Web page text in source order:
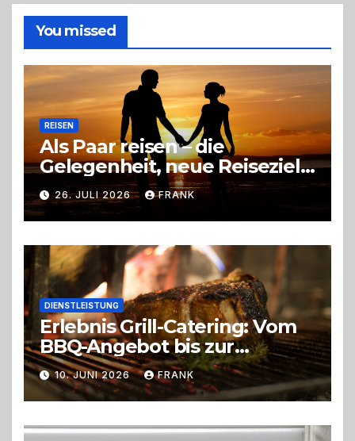
du
richtige
Entscheidung
You missed
REISEN
Als Paar reisen – die
Gelegenheit, neue Reiseziele
zu entdecken
26. JULI 2026 FRANK
DIENSTLEISTUNG
Erlebnis Grill-Catering: Vom
BBQ-Angebot bis zur
perfekten Eventorganisation
Trend zu Outdoor-Events,
Erlebnisgastronomie und
Live-Cooking
10. JUNI 2026 FRANK